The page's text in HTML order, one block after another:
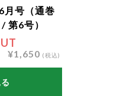
月号（通巻
第6号）
¥1,650 (税込)